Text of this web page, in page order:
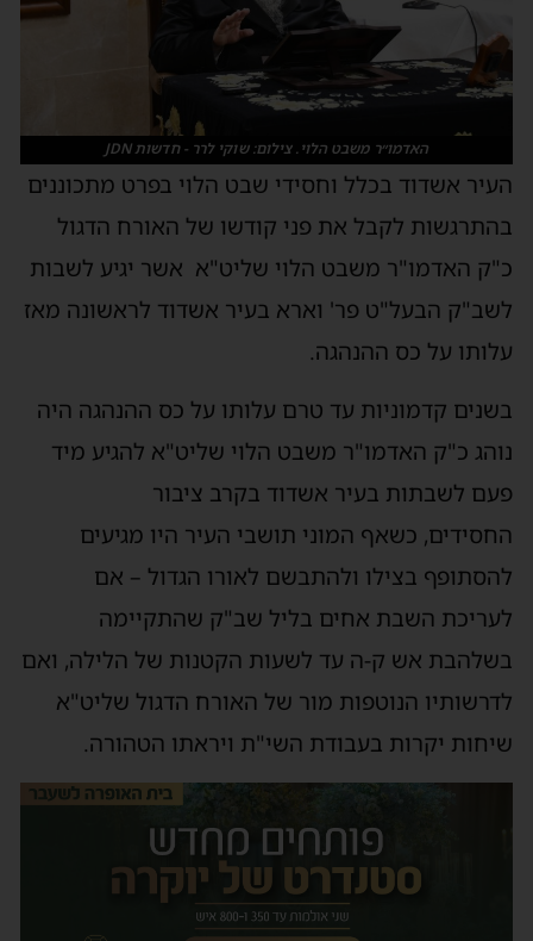
האדמו״ר משבט הלוי. צילום: שוקי לרר - חדשות JDN
העיר אשדוד בכלל וחסידי שבט הלוי בפרט מתכוננים
בהתרגשות לקבל את פני קודשו של האורח הדגול
כ"ק האדמו"ר משבט הלוי שליט"א אשר יגיע לשבות
לשב"ק הבעל"ט פר' וארא בעיר אשדוד לראשונה מאז
עלותו על כס ההנהגה.
בשנים קדמוניות עד טרם עלותו על כס ההנהגה היה
נוהג כ"ק האדמו"ר משבט הלוי שליט"א להגיע מיד
פעם לשבתות בעיר אשדוד בקרב ציבור
החסידים, כשאף המוני תושבי העיר היו מגיעים
להסתופף בצילו ולהתבשם לאורו הגדול – אם
לעריכת השבת אחים בליל שב"ק שהתקיימה
בשלהבת אש ק-ה עד לשעות הקטנות של הלילה, ואם
לדרשותיו הנוטפות מור של האורח הדגול שליט"א
שיחות יקרות בעבודת השי"ת ויראתו הטהורה.